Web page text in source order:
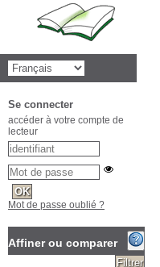
Se connecter
accéder à votre compte de
lecteur
Mot de passe oublié ?
Affiner ou comparer